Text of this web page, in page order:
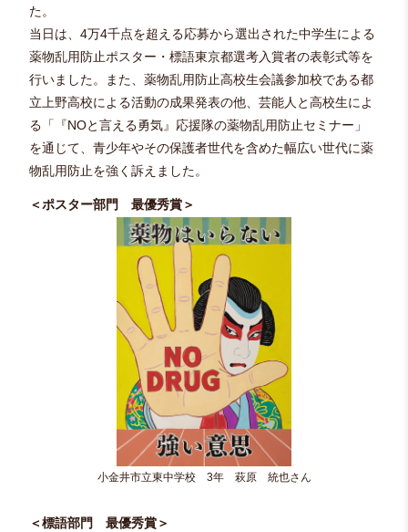
た。
当日は、4万4千点を超える応募から選出された中学生による
薬物乱用防止ポスター・標語東京都選考入賞者の表彰式等を
行いました。また、薬物乱用防止高校生会議参加校である都
立上野高校による活動の成果発表の他、芸能人と高校生によ
る「『NOと言える勇気』応援隊の薬物乱用防止セミナー」
を通じて、青少年やその保護者世代を含めた幅広い世代に薬
物乱用防止を強く訴えました。
＜ポスター部門 最優秀賞＞
小金井市立東中学校 3年 萩原 統也さん
＜標語部門 最優秀賞＞